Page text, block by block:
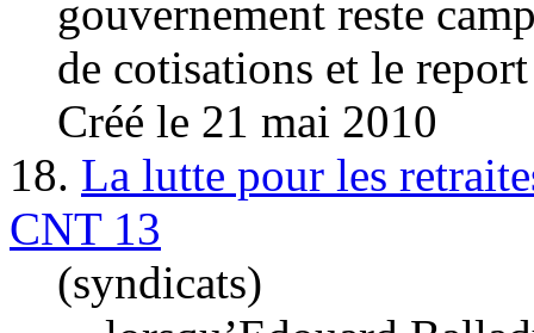
gouvernement reste
de cotisations et le
Créé le 21 mai 2010
18. La lutte pour les
CNT 13
(syndicats)